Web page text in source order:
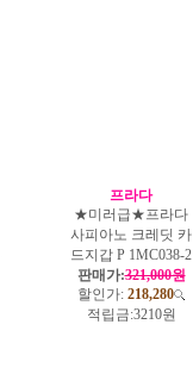
프라다
★미러급★프라다
사피아노 크레딧 카
드지갑 P 1MC038-2
판매가:321,000원
할인가: 218,280
적립금:3210원